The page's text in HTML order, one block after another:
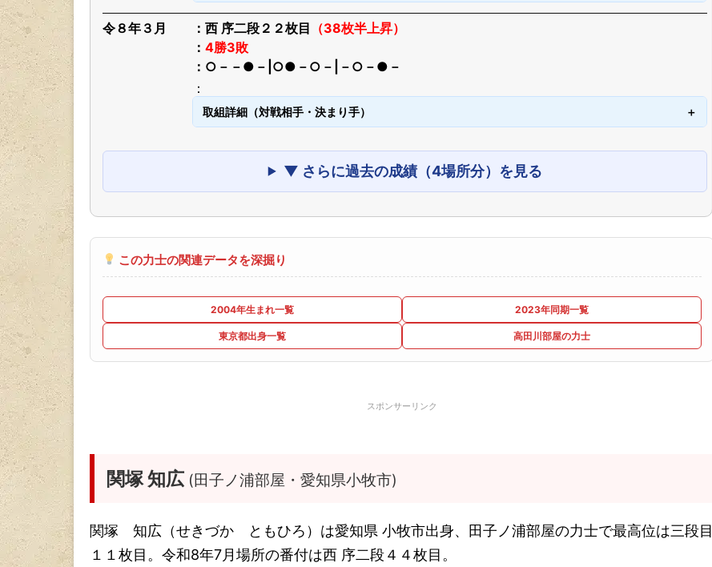
令８年３月 西 序二段２２枚目 （38枚半上昇）
4勝3敗
○－－●－|○●－○－|－○－●－
取組詳細（対戦相手・決まり手）
▼ さらに過去の成績（4場所分）を見る
この力士の関連データを深掘り
2004年生まれ一覧 2023年同期一覧
東京都出身一覧 高田川部屋の力士
スポンサーリンク
関塚 知広 (田子ノ浦部屋・愛知県小牧市)
関塚 知広（せきづか ともひろ）は愛知県 小牧市出身、田子ノ浦部屋の力士で最高位は三段目
１１枚目。令和8年7月場所の番付は西 序二段４４枚目。